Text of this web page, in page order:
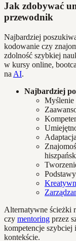
Jak zdobywać
przewodnik
Najbardziej
kodowanie czy
zdolność szybkiej
w kursy online,
na AI.
Najbardziej
Myślenie
Alternatywne ścieżki
czy mentoring przez
kompetencje
kontekście.